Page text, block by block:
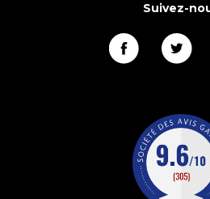
Suivez-